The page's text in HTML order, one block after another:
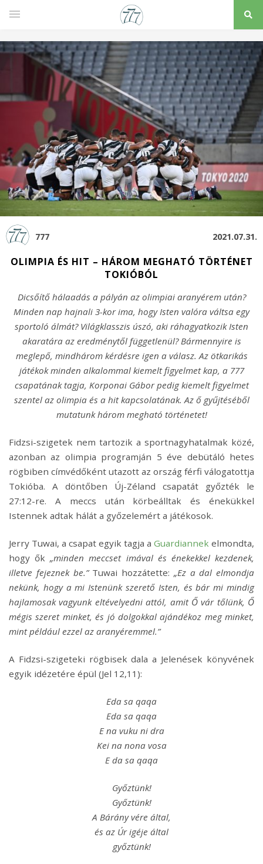
777 2021.07.31.
OLIMPIA ÉS HIT – HÁROM MEGHATÓ TÖRTÉNET
TOKIÓBÓL
Dicsőítő hálaadás a pályán az olimpiai aranyérem után?
Minden nap hajnali 3-kor ima, hogy Isten valóra váltsa egy
sportoló álmát? Világklasszis úszó, aki ráhagyatkozik Isten
akaratára az eredménytől függetlenül? Bármennyire is
meglepő, mindhárom kérdésre igen a válasz. Az ötkarikás
játékok minden alkalommal kiemelt figyelmet kap, a 777
csapatának tagja, Korponai Gábor pedig kiemelt figyelmet
szentel az olimpia és a hit kapcsolatának. Az ő gyűjtéséből
mutatunk három megható történetet!
Fidzsi-szigetek nem tartozik a sportnagyhatalmak közé,
azonban az olimpia programján 5 éve debütáló hetes
rögbiben címvédőként utazott az ország férfi válogatottja
Tokióba. A döntőben Új-Zéland csapatát győzték le
27:12-re. A meccs után körbeálltak és énekükkel
Istennek adtak hálát a győzelemért a játékosok.
Jerry Tuwai, a csapat egyik tagja a Guardiannek elmondta,
hogy ők„minden meccset imával és énekekkel kezdenek,
illetve fejeznek be.”Tuwai hozzátette: „Ez a dal elmondja
nekünk, hogy a mi Istenünk szerető Isten, és bár mi mindig
hajlamosak vagyunk eltévelyedni attól, amit Ő vár tőlünk, Ő
mégis szeret minket, és jó dolgokkal ajándékoz meg minket,
mint például ezzel az aranyéremmel.”
A Fidzsi-szigeteki rögbisek dala a Jelenések könyvének
egyik idézetére épül (Jel 12,11):
Eda sa qaqa
Eda sa qaqa
E na vuku ni dra
Kei na nona vosa
E da sa qaqa
Győztünk!
Győztünk!
A Bárány vére által,
és az Úr igéje által
győztünk!